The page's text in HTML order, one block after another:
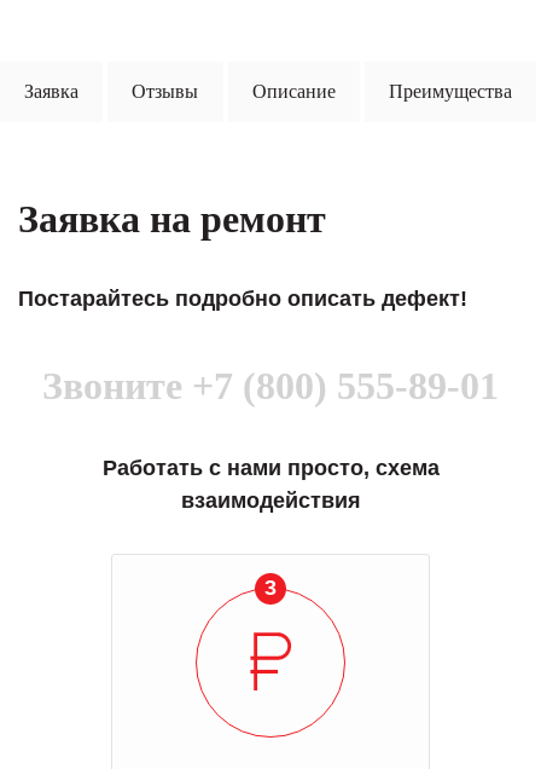
Заявка Отзывы Описание Преимущества
Заявка на ремонт
Постарайтесь подробно описать дефект!
Звоните +7 (800) 555-89-01
Работать с нами просто, схема
взаимодействия
3